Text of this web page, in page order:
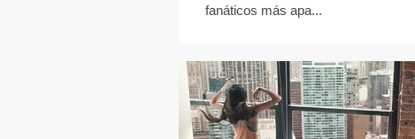
fanáticos más apa...